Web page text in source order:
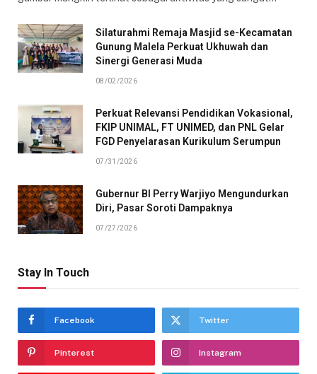
Silaturahmi Remaja Masjid se-Kecamatan
Gunung Malela Perkuat Ukhuwah dan
Sinergi Generasi Muda
08/02/2026
Perkuat Relevansi Pendidikan Vokasional,
FKIP UNIMAL, FT UNIMED, dan PNL Gelar
FGD Penyelarasan Kurikulum Serumpun
07/31/2026
Gubernur BI Perry Warjiyo Mengundurkan
Diri, Pasar Soroti Dampaknya
07/27/2026
Stay In Touch
Facebook Twitter
Pinterest Instagram